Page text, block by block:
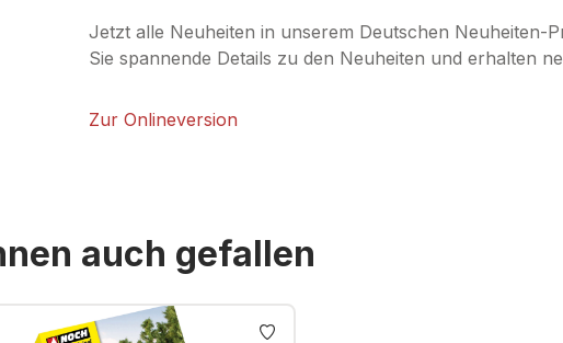
Jetzt alle Neuheiten in unserem Deutschen
Sie spannende Details zu den Neuheiten und erhalten
Zur Onlineversion
auch gefallen